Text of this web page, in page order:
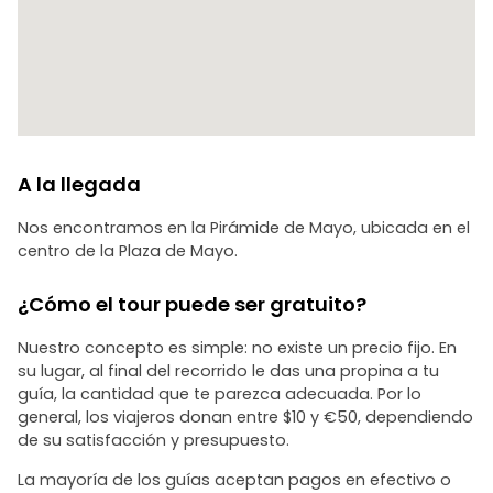
A la llegada
Nos encontramos en la Pirámide de Mayo, ubicada en el
centro de la Plaza de Mayo.
¿Cómo el tour puede ser gratuito?
Nuestro concepto es simple: no existe un precio fijo. En
su lugar, al final del recorrido le das una propina a tu
guía, la cantidad que te parezca adecuada. Por lo
general, los viajeros donan entre $10 y €50, dependiendo
de su satisfacción y presupuesto.
La mayoría de los guías aceptan pagos en efectivo o